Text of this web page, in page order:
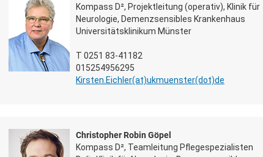
Kompass D², Projektleitung (operativ), Klinik für
Neurologie, Demenzsensibles Krankenhaus
Universitätsklinikum Münster
T 0251 83-41182
015254956295
Kirsten.Eichler(at)­ukmuenster(dot)­de
Christopher Robin Göpel
Kompass D², Teamleitung Pflegespezialisten